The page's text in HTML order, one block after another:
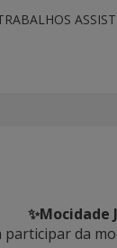
✨Mocidade
participar da